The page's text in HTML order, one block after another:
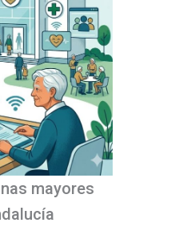
mayores